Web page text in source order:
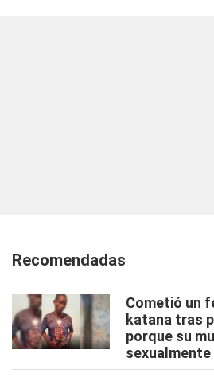
Recomendadas
Cometió un
katana tras
porque su
sexualmente